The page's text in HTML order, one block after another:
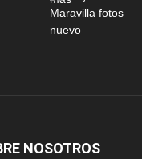
NOSOTROS